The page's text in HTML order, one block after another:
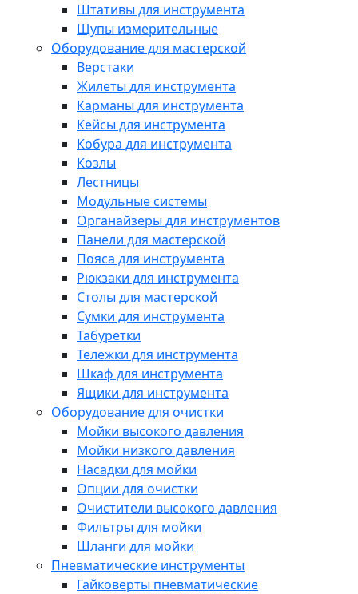
Штативы для инструмента
Щупы измерительные
Оборудование для мастерской
Верстаки
Жилеты для инструмента
Карманы для инструмента
Кейсы для инструмента
Кобура для инструмента
Козлы
Лестницы
Модульные системы
Органайзеры для инструментов
Панели для мастерской
Пояса для инструмента
Рюкзаки для инструмента
Столы для мастерской
Сумки для инструмента
Табуретки
Тележки для инструмента
Шкаф для инструмента
Ящики для инструмента
Оборудование для очистки
Мойки высокого давления
Мойки низкого давления
Насадки для мойки
Опции для очистки
Очистители высокого давления
Фильтры для мойки
Шланги для мойки
Пневматические инструменты
Гайковерты пневматические